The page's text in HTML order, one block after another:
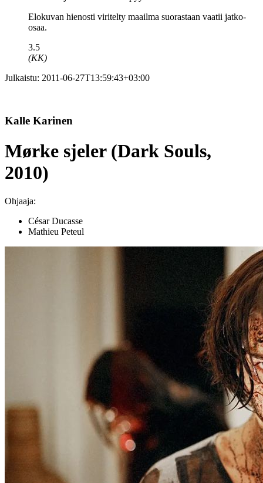
Elokuvan hienosti viritelty maailma suorastaan vaatii jatko-
osaa.
3.5
(KK)
Julkaistu: 2011-06-27T13:59:43+03:00
Kalle Karinen
Mørke sjeler (Dark Souls,
2010)
Ohjaaja:
César Ducasse
Mathieu Peteul